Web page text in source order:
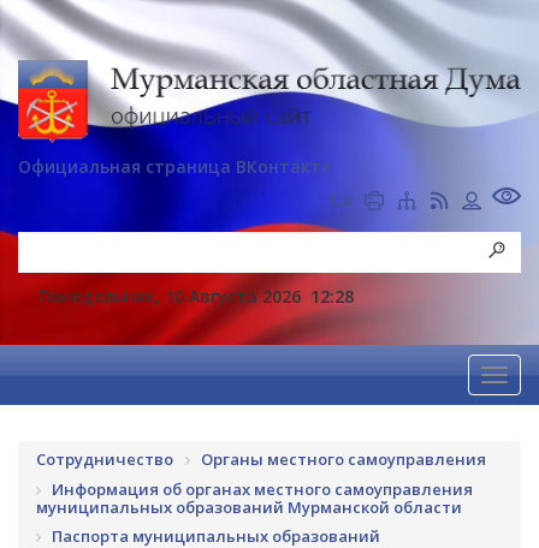
Официальная страница ВКонтакте
Понедельник, 10 Августа 2026 12:28
Сотрудничество
Органы местного самоуправления
Информация об органах местного самоуправления
муниципальных образований Мурманской области
Паспорта муниципальных образований